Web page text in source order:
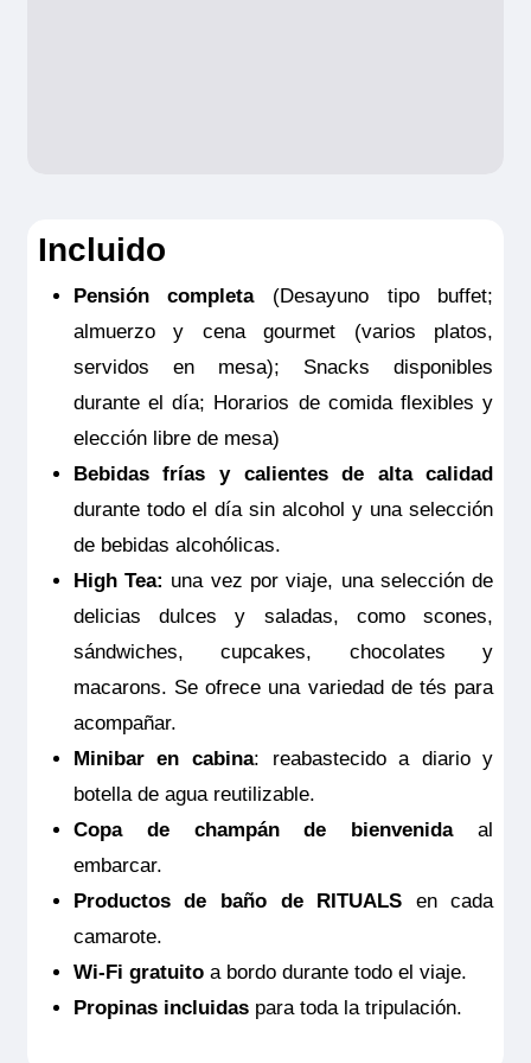
NOTAS:Este seguro opcional sólo es
válido para clientes residentes en España
y deberá ser contratado y pagado en el
momento de la confirmación del viaje. Las
coberturas del seguro son válidas
solamente para los servicios contratados
en la propia agencia donde se emitió el
seguro.
Incluido
Pensión completa (Desayuno tipo buffet;
almuerzo y cena gourmet (varios platos,
servidos en mesa); Snacks disponibles
durante el día; Horarios de comida flexibles y
elección libre de mesa)
Bebidas frías y calientes de alta calidad
durante todo el día sin alcohol y una selección
de bebidas alcohólicas.
High Tea: una vez por viaje, una selección de
delicias dulces y saladas, como scones,
sándwiches, cupcakes, chocolates y
macarons. Se ofrece una variedad de tés para
acompañar.
Minibar en cabina: reabastecido a diario y
botella de agua reutilizable.
Copa de champán de bienvenidaal
embarcar.
Productos de baño de RITUALS en cada
camarote.
Wi-Fi gratuitoa bordo durante todo el viaje.
Propinas incluidaspara toda la tripulación.